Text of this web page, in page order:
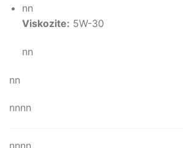
nn
Viskozite: 5W-30
nn
nn
nnnn